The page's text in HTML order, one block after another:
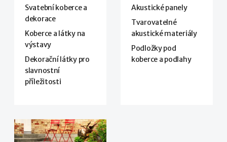
Svatební koberce a
dekorace
Koberce a látky na
výstavy
Dekorační látky pro
slavnostní
příležitosti
Akustické panely
Tvarovatelné
akustické materiály
Podložky pod
koberce a podlahy